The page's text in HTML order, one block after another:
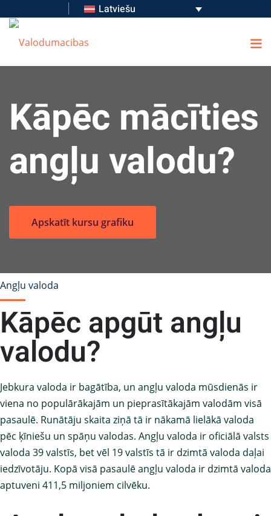
Latviešu
Kāpēc mācīties
angļu valodu?
Apskatīt kursu grafiku
Kāpēc apgūt angļu
valodu?
Angļu valoda
Jebkura valoda ir bagātība, un angļu valoda mūsdienās ir
viena no populārākajām un pieprasītākajām valodām visā
pasaulē. Runātāju skaita ziņā tā ir nākamā lielākā valoda
pēc ķīniešu un spāņu valodas. Angļu valoda ir oficiālā valsts
valoda 39 valstīs, bet vēl 19 valstīs tā ir dzimtā valoda daļai
iedzīvotāju. Kopā visā pasaulē angļu valoda ir dzimtā valoda
aptuveni 411,5 miljoniem cilvēku.